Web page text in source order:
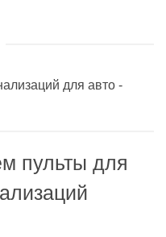
пульты для